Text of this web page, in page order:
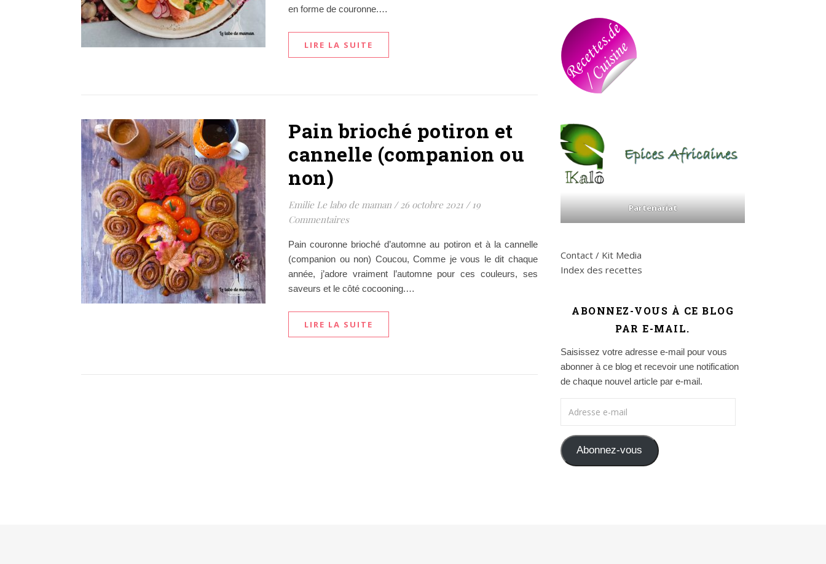
en forme de couronne.…
LIRE LA SUITE
Pain brioché potiron et
cannelle (companion ou
non)
Emilie Le labo de maman / 26 octobre 2021 / 19
Commentaires
Pain couronne brioché d’automne au potiron et à la cannelle
(companion ou non) Coucou, Comme je vous le dit chaque
année, j’adore vraiment l’automne pour ces couleurs, ses
saveurs et le côté cocooning.…
LIRE LA SUITE
Partenariat
Contact / Kit Media
Index des recettes
ABONNEZ-VOUS À CE BLOG
PAR E-MAIL.
Saisissez votre adresse e-mail pour vous
abonner à ce blog et recevoir une notification
de chaque nouvel article par e-mail.
Abonnez-vous